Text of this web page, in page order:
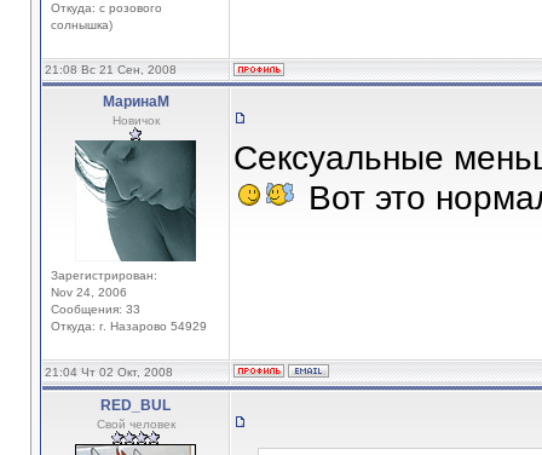
Откуда: с розового
солнышка)
21:08 Вс 21 Сен, 2008
МаринаМ
Новичок
Зарегистрирован:
Nov 24, 2006
Сообщения: 33
Откуда: г. Назарово 54929
Сексуальные
Вот это
21:04 Чт 02 Окт, 2008
RED_BUL
Свой человек